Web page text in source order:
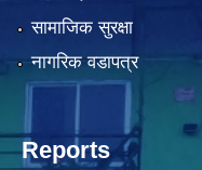
सामाजिक सुरक्षा
नागरिक वडापत्र
Reports